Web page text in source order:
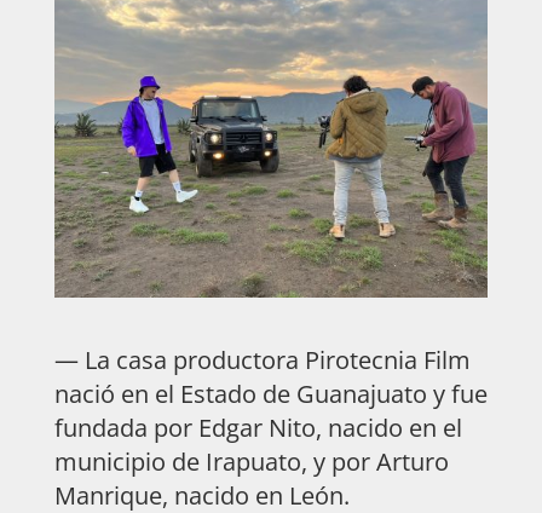
— La casa productora Pirotecnia Film
nació en el Estado de Guanajuato y fue
fundada por Edgar Nito, nacido en el
municipio de Irapuato, y por Arturo
Manrique, nacido en León.